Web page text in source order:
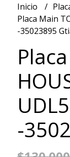
Inicio
Placa Main
-35023895
-